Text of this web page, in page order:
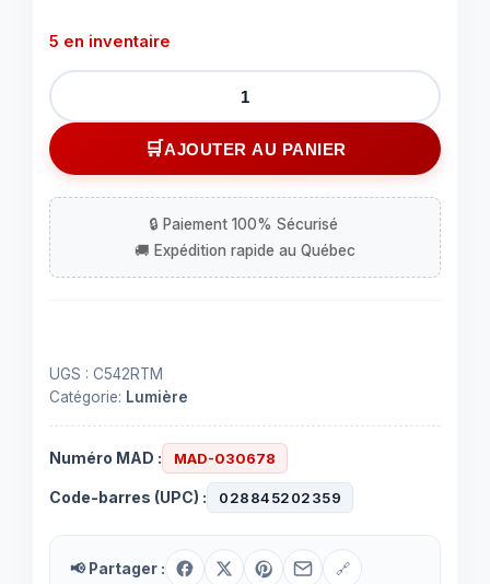
5 en inventaire
quantité
de
Lumière
del
ronde
pour
frein/feu
arrière/feu
AJOUTER AU PANIER
UGS : C542RTM
Catégorie: Lumière
Numéro MAD : MAD-030678
Code-barres (UPC) : 028845202359
📢 Partager : 🔗